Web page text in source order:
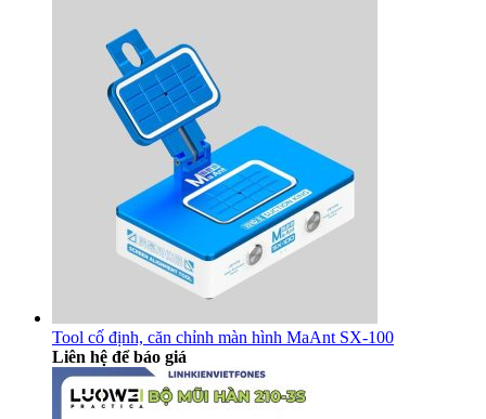
Tool cố định, căn chỉnh màn hình MaAnt SX-100
Liên hệ để báo giá